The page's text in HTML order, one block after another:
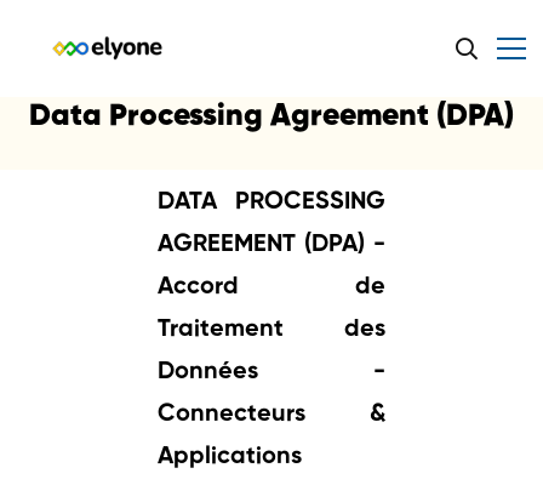
Data Processing Agreement (DPA)
DATA PROCESSING
AGREEMENT (DPA) -
Accord de
Traitement des
Données -
Connecteurs &
Applications